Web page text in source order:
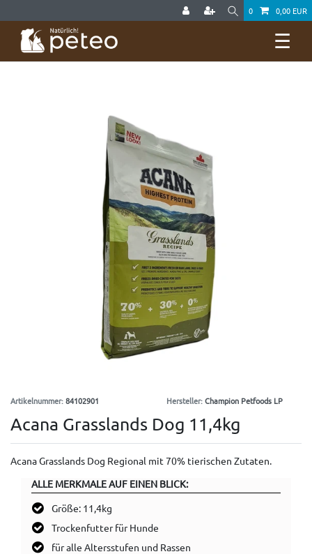
0 0,00 EUR
☰
Artikelnummer:84102901 Hersteller:Champion Petfoods LP
Acana Grasslands Dog 11,4kg
Acana Grasslands Dog Regional mit 70% tierischen Zutaten.
ALLE MERKMALE AUF EINEN BLICK:
Größe: 11,4kg
Trockenfutter für Hunde
für alle Altersstufen und Rassen